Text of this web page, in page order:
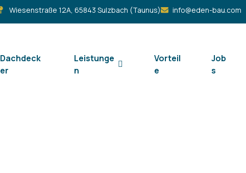
Wiesenstraße 12A, 65843 Sulzbach (Taunus) info@eden-bau.com
Dachdeck
er
Leistunge
n
Vorteil
e
Job
s